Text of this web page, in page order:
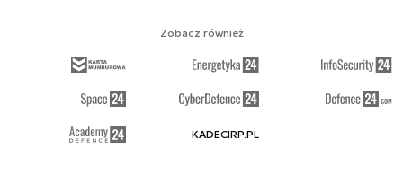
Zobacz również
KADECIRP.PL